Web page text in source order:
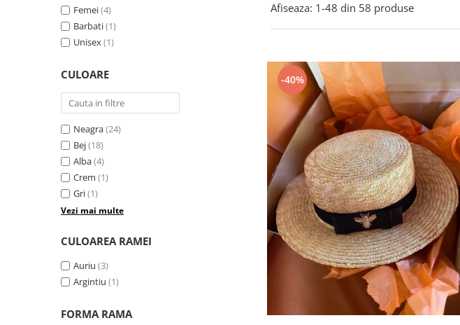
Femei(4)
Barbati(1)
Unisex(1)
CULOARE
Neagra(24)
Bej(18)
Alba(4)
Crem (1)
Gri(1)
Vezi mai multe
CULOAREA RAMEI
Auriu (3)
Argintiu (1)
FORMA RAMA
Afiseaza: 1-48 din 58 produse
-40%